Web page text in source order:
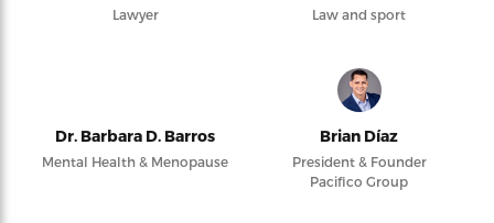
Lawyer Law and sport
Dr. Barbara D. Barros
Mental Health & Menopause
Brian Díaz
President & Founder
Pacifico Group